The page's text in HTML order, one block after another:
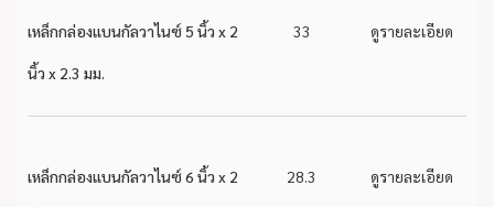
เหล็กกล่องแบนกัลวาไนซ์ 5 นิ้ว x 2
นิ้ว x 2.3 มม.
33 ดูรายละเอียด
เหล็กกล่องแบนกัลวาไนซ์ 6 นิ้ว x 2 28.3 ดูรายละเอียด